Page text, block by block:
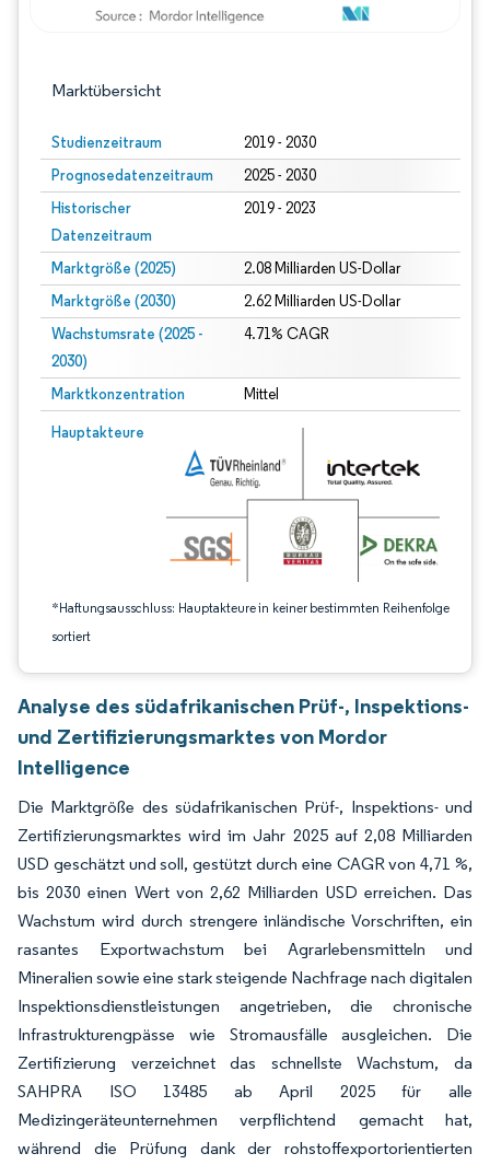
Marktübersicht
Studienzeitraum 2019 - 2030
Prognosedatenzeitraum 2025 - 2030
Historischer
Datenzeitraum
2019 - 2023
Marktgröße (2025) 2.08 Milliarden US-Dollar
Marktgröße (2030) 2.62 Milliarden US-Dollar
Wachstumsrate (2025 -
2030)
4.71% CAGR
Marktkonzentration Mittel
Hauptakteure
*Haftungsausschluss: Hauptakteure in keiner bestimmten Reihenfolge
sortiert
Bild © Mordor Intelligence. Wiederverwendung erfordert Namensnennung
Analyse des südafrikanischen Prüf-, Inspektions-
und Zertifizierungsmarktes von Mordor
Intelligence
Die Marktgröße des südafrikanischen Prüf-, Inspektions- und
Zertifizierungsmarktes wird im Jahr 2025 auf 2,08 Milliarden
USD geschätzt und soll, gestützt durch eine CAGR von 4,71 %,
bis 2030 einen Wert von 2,62 Milliarden USD erreichen. Das
Wachstum wird durch strengere inländische Vorschriften, ein
rasantes Exportwachstum bei Agrarlebensmitteln und
Mineralien sowie eine stark steigende Nachfrage nach digitalen
Inspektionsdienstleistungen angetrieben, die chronische
Infrastrukturengpässe wie Stromausfälle ausgleichen. Die
Zertifizierung verzeichnet das schnellste Wachstum, da
SAHPRA ISO 13485 ab April 2025 für alle
Medizingeräteunternehmen verpflichtend gemacht hat,
während die Prüfung dank der rohstoffexportorientierten